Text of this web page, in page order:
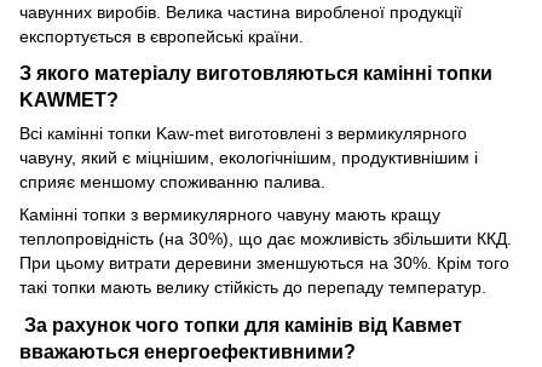
чавунних виробів. Велика частина виробленої продукції
експортується в європейські країни.
З якого матеріалу виготовляються камінні топки
KAWMET?
Всі камінні топки Kaw-met виготовлені з вермикулярного
чавуну, який є міцнішим, екологічнішим, продуктивнішим і
сприяє меншому споживанню палива.
Камінні топки з вермикулярного чавуну мають кращу
теплопровідність (на 30%), що дає можливість збільшити ККД.
При цьому витрати деревини зменшуються на 30%. Крім того
такі топки мають велику стійкість до перепаду температур.
За рахунок чого топки для камінів від Кавмет
вважаються енергоефективними?